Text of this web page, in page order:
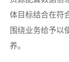
体目标结合在符
围绕业务给予以
养。